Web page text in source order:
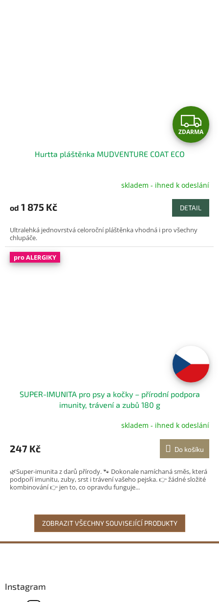
Z
D
R
M
A
ZDARMA
Hurtta pláštěnka MUDVENTURE COAT ECO
skladem - ihned k odeslání
od 1 875 Kč DETAIL
Ultralehká jednovrstvá celoroční pláštěnka vhodná i pro všechny
chlupáče.
pro ALERGIKY
SUPER-IMUNITA pro psy a kočky – přírodní podpora
imunity, trávení a zubů 180 g
produktu
je
z
5
hvězdiček.
skladem - ihned k odeslání
247 Kč Do košíku
🌿Super-imunita z darů přírody. 🐾 Dokonale namíchaná směs, která
podpoří imunitu, zuby, srst i trávení vašeho pejska. 👉 žádné složité
kombinování 👉 jen to, co opravdu funguje...
ZOBRAZIT VŠECHNY SOUVISEJÍCÍ PRODUKTY
Instagram